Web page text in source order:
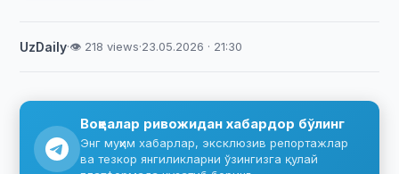
UzDaily·👁 218 views·23.05.2026 · 21:30
Воқеалар ривожидан хабардор бўлинг
Энг муҳим хабарлар, эксклюзив репортажлар
ва тезкор янгиликларни ўзингизга қулай